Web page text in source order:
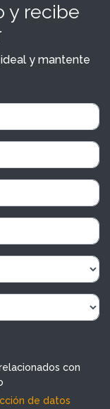
y recibe
y mantente
con
de datos